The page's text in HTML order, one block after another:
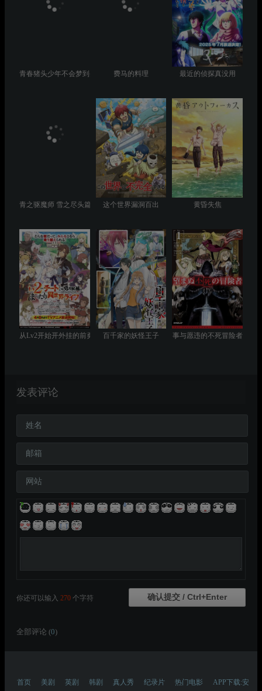
青春猪头少年不会梦到圣诞服女郎费马的料理 最近的侦探真没用
青之驱魔师 雪之尽头篇 这个世界漏洞百出 黄昏失焦
从Lv2开始开外挂的前勇者候补过着悠哉异世界生活
百千家的妖怪王子 事与愿违的不死冒险者
发表评论
姓名
邮箱
网站
你还可以输入 270 个字符
全部评论 (0)
首页 美剧 英剧 韩剧 真人秀 纪录片 热门电影 APP下载:安